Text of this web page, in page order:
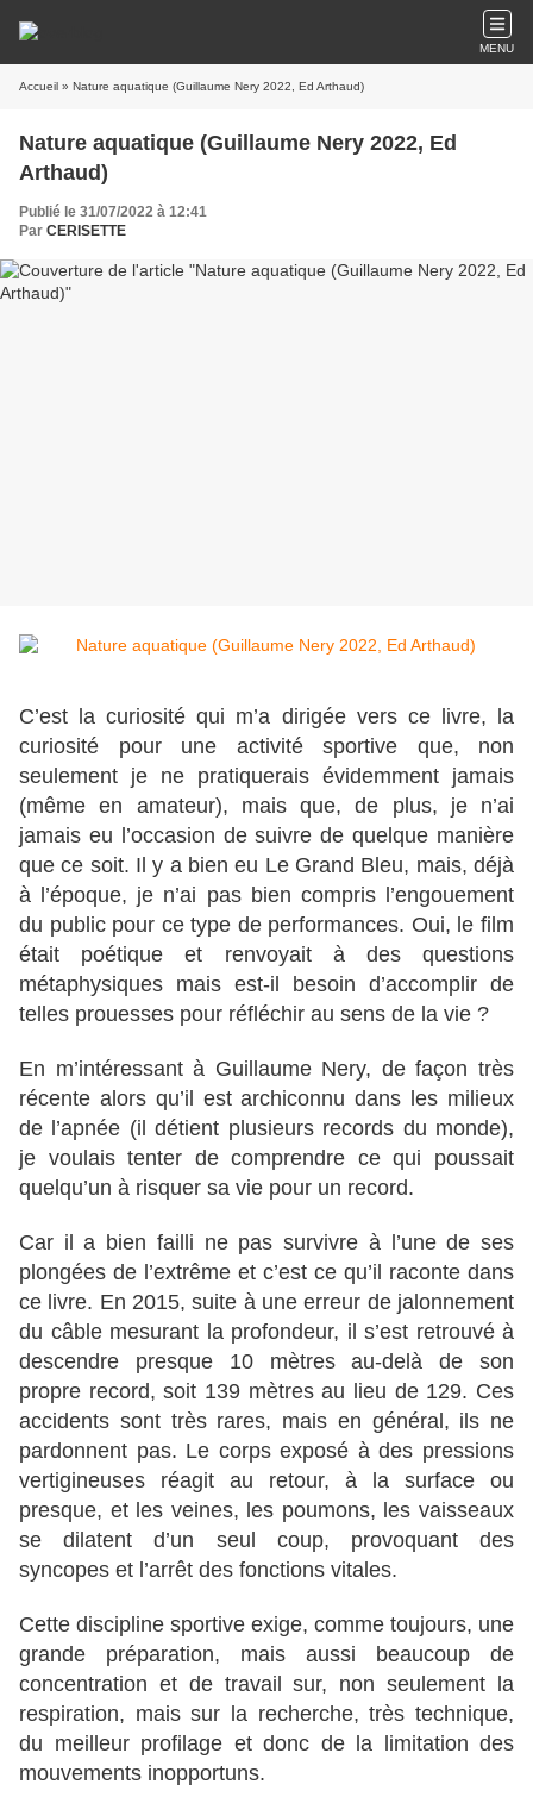
MENU
Accueil » Nature aquatique (Guillaume Nery 2022, Ed Arthaud)
Nature aquatique (Guillaume Nery 2022, Ed
Arthaud)
Publié le 31/07/2022 à 12:41
Par CERISETTE
C’est la curiosité qui m’a dirigée vers ce livre, la
curiosité pour une activité sportive que, non
seulement je ne pratiquerais évidemment jamais
(même en amateur), mais que, de plus, je n’ai
jamais eu l’occasion de suivre de quelque manière
que ce soit. Il y a bien eu Le Grand Bleu, mais, déjà
à l’époque, je n’ai pas bien compris l’engouement
du public pour ce type de performances. Oui, le film
était poétique et renvoyait à des questions
métaphysiques mais est-il besoin d’accomplir de
telles prouesses pour réfléchir au sens de la vie ?
En m’intéressant à Guillaume Nery, de façon très
récente alors qu’il est archiconnu dans les milieux
de l’apnée (il détient plusieurs records du monde),
je voulais tenter de comprendre ce qui poussait
quelqu’un à risquer sa vie pour un record.
Car il a bien failli ne pas survivre à l’une de ses
plongées de l’extrême et c’est ce qu’il raconte dans
ce livre. En 2015, suite à une erreur de jalonnement
du câble mesurant la profondeur, il s’est retrouvé à
descendre presque 10 mètres au-delà de son
propre record, soit 139 mètres au lieu de 129. Ces
accidents sont très rares, mais en général, ils ne
pardonnent pas. Le corps exposé à des pressions
vertigineuses réagit au retour, à la surface ou
presque, et les veines, les poumons, les vaisseaux
se dilatent d’un seul coup, provoquant des
syncopes et l’arrêt des fonctions vitales.
Cette discipline sportive exige, comme toujours, une
grande préparation, mais aussi beaucoup de
concentration et de travail sur, non seulement la
respiration, mais sur la recherche, très technique,
du meilleur profilage et donc de la limitation des
mouvements inopportuns.